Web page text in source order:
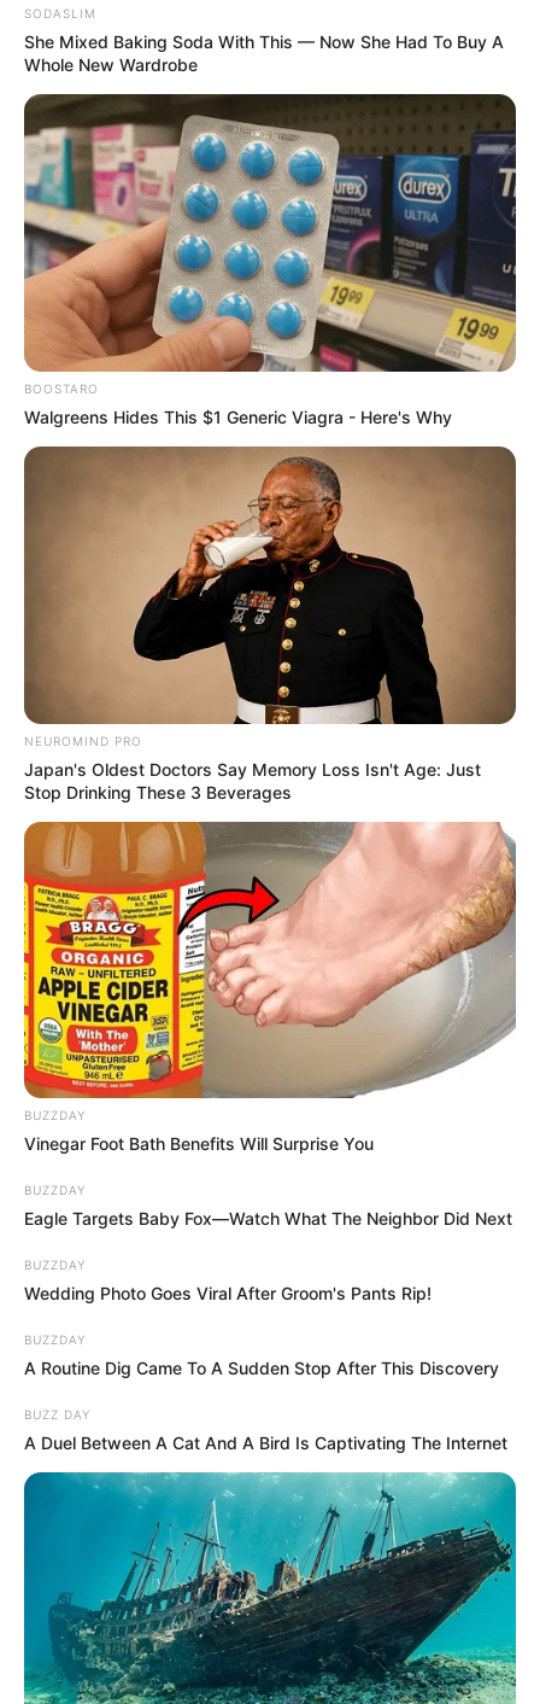
SODASLIM
She Mixed Baking Soda With This — Now She Had To Buy A
Whole New Wardrobe
BOOSTARO
Walgreens Hides This $1 Generic Viagra - Here's Why
NEUROMIND PRO
Japan's Oldest Doctors Say Memory Loss Isn't Age: Just
Stop Drinking These 3 Beverages
BUZZDAY
Vinegar Foot Bath Benefits Will Surprise You
BUZZDAY
Eagle Targets Baby Fox—Watch What The Neighbor Did Next
BUZZDAY
Wedding Photo Goes Viral After Groom's Pants Rip!
BUZZDAY
A Routine Dig Came To A Sudden Stop After This Discovery
BUZZ DAY
A Duel Between A Cat And A Bird Is Captivating The Internet